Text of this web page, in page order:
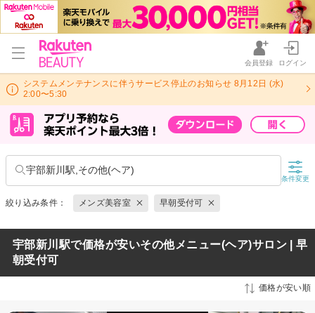
会員登録 ログイン
システムメンテナンスに伴うサービス停止のお知らせ 8月12日 (水)
2:00〜5:30
宇部新川駅,その他(ヘア)
条件変更
絞り込み条件： メンズ美容室 早朝受付可
宇部新川駅で価格が安いその他メニュー(ヘア)サロン | 早
朝受付可
価格が安い順